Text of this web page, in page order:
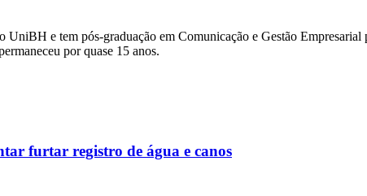
e tem pós-graduação em Comunicação e Gestão
por quase 15 anos.
furtar registro de água e canos